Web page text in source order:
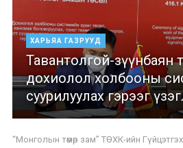
ХАРЬЯА ГАЗРУУД
Тавантолгой-зүүнбаян
дохиолол холбооны
суурилуулах гэрээг
“Монголын төмөр зам” ТӨХК-ийн